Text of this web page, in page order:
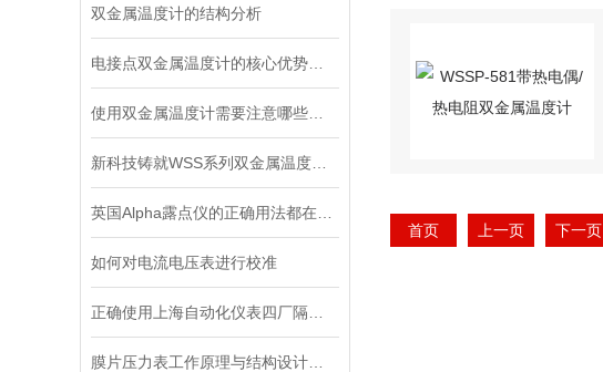
双金属温度计的结构分析
如何对电流电压表进行校准
首页 上一页 下一页